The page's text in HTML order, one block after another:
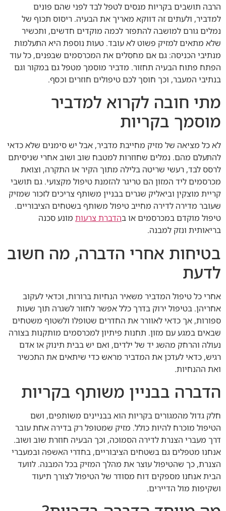
הרבה תושבים בקריות מנסים לטפל לבד לפני שהם פונים
למדביר, ולעתים זה דווקא מאריך את הבעיה. ריסוס תכוף של
נמלים גורם למושבה להתפזר לכמה מוקדים חדשים, ותכשיר
שלא מתאים למזיק פשוט לא עובד. טעות נוספת היא התעלמות
מנתיבי הכניסה: גם אם מחסלים את המכרסמים שבפנים, כל עוד
הפתח פתוח הבעיה תחזור. מדביר מוסמך מטפל גם במקור וגם
בנתיבי המעבר, וכך חוסך לכם טיפולים חוזרים וכסף.
מתי חובה לקרוא למדביר
מוסמך בקריות
לא כל מציאה של מזיק מחייבת מדביר, אבל יש סימנים שלא כדאי
להתעלם מהם. נמלים שחוזרות למטבח שוב ושוב אחרי שניסיתם
לרסס לבד, רעשי שריטה בלילה מתוך הקיר או התקרה, וצואת
מכרסמים ליד המזון הם טריגר להזמנת טיפול מקצועי. גם תושבי
קריית מוצקין וביאליק שגרים בבניין משותף צריכים לזכור שמזיק
שעובר מדירה לדירה מחייב טיפול משותף בשטחים הציבוריים.
טיפול מוקדם במכרסמים או בהדברת צרעות מונע סכנה
בריאותית ונזק למבנה.
בטיחות אחרי הדברה, מה חשוב
לדעת
אחרי כל טיפול המדביר משאיר הנחיות ברורות, וכדאי לעקוב
אחריהן. בטיפול ירוק בדרך כלל אפשר לחזור לשגרה תוך שעות
ספורות, אך כדאי לאוורר את החדרים שטופלו ולשטוף משטחים
שבאים במגע עם מזון. תחנות פיתיון למכרסמים מותקנות בצורה
נעולה והרחק מהשג יד של ילדים, ואם יש בבית תינוק או אדם
רגיש, כדאי לעדכן את המדביר מראש כדי שיתאים את התכשיר
ואת ההנחיות.
הדברה בבניין משותף בקריות
חלק גדול מהמגורים בקריות הוא בבניינים משותפים, ושם
הטיפול מוכרח להיות כולל. מזיק שמטופל רק בדירה אחת עובר
דרך מעברי הצנרת לדירה הסמוכה, וכך הבעיה חוזרת שוב ושוב.
אנחנו מטפלים גם בשטחים הציבוריים, בחדרי האשפה ובמעברי
הצנרת, כך שהטיפול עוצר את מהלך המזיק בכל המבנה. לוועד
הבית אנחנו מספקים דוח מסודר של הטיפול לצורך תיעוד
ושקיפות מול הדיירים.